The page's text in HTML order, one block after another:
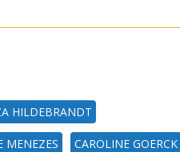
HILDEBRANDT
MENEZES CAROLINE GOERCK